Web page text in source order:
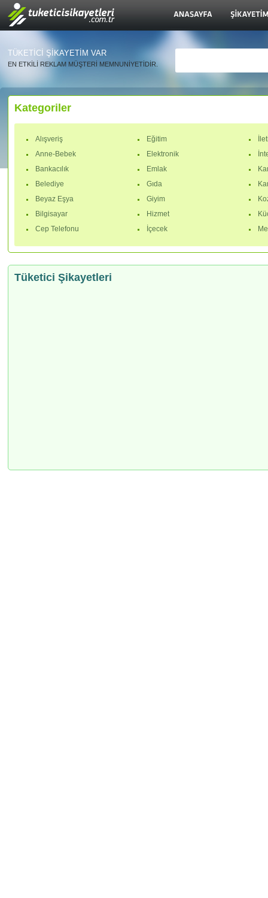
TÜKETİCİ ŞİKAYETİM VAR
EN ETKİLİ REKLAM MÜŞTERİ MEMNUNİYETİDİR.
Kategoriler
Alışveriş
Anne-Bebek
Bankacılık
Belediye
Beyaz Eşya
Bilgisayar
Cep Telefonu
Eğitim
Elektronik
Emlak
Gıda
Giyim
Hizmet
İçecek
Tüketici Şikayetleri